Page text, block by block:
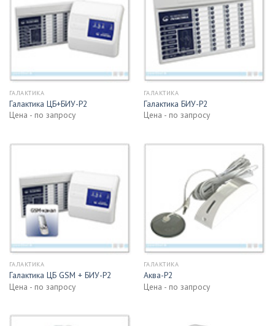
ГАЛАКТИКА
Галактика ЦБ+БИУ-Р2
Цена - по запросу
ГАЛАКТИКА
Галактика БИУ-Р2
Цена - по запросу
ГАЛАКТИКА
Галактика ЦБ GSM + БИУ-Р2
Цена - по запросу
ГАЛАКТИКА
Аква-Р2
Цена - по запросу